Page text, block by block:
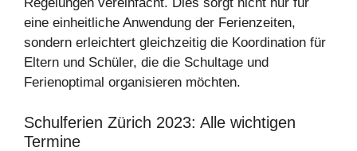
Regelungen vereinfacht. Dies sorgt nicht nur für
eine einheitliche Anwendung der Ferienzeiten,
sondern erleichtert gleichzeitig die Koordination für
Eltern und Schüler, die die Schultage und
Ferienoptimal organisieren möchten.
Schulferien Zürich 2023: Alle wichtigen
Termine